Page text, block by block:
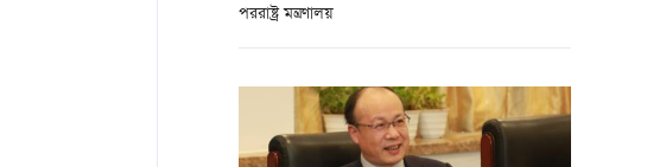
পররাষ্ট্র মন্ত্রণালয়